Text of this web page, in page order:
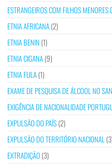
ESTRANGEIROS COM FILHOS
ETNIA AFRICANA(2)
ETNIA BENIN (1)
ETNIA CIGANA(9)
ETNIA FULA(1)
EXAME DE PESQUISA DE ÁLCOOL NO
EXIGÊNCIA DE NACIONALIDADE
EXPULSÃO DO PAÍS(2)
EXPULSÃO DO TERRITÓRIO NACIONAL
EXTRADIÇÃO (3)